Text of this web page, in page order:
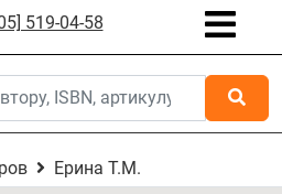
519-04-58
Ерина Т.М.